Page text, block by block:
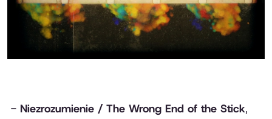
- Niezrozumienie / The Wrong End of the Stick,